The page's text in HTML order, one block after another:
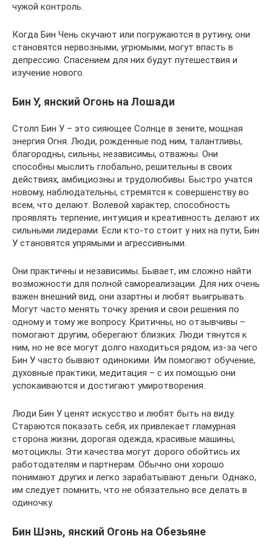
чужой контроль.
Когда Бин Чень скучают или погружаются в рутину, они
становятся нервозными, угрюмыми, могут впасть в
депрессию. Спасением для них будут путешествия и
изучение нового.
Бин У, янский Огонь на Лошади
Столп Бин У – это сияющее Солнце в зените, мощная
энергия Огня. Люди, рожденные под ним, талантливы,
благородны, сильны, независимы, отважны. Они
способны мыслить глобально, решительны в своих
действиях, амбициозны и трудолюбивы. Быстро учатся
новому, наблюдательны, стремятся к совершенству во
всем, что делают. Волевой характер, способность
проявлять терпение, интуиция и креативность делают их
сильными лидерами. Если кто-то стоит у них на пути, Бин
У становятся упрямыми и агрессивными.
Они практичны и независимы. Бывает, им сложно найти
возможности для полной самореализации. Для них очень
важен внешний вид, они азартны и любят выигрывать.
Могут часто менять точку зрения и свои решения по
одному и тому же вопросу. Критичны, но отзывчивы –
помогают другим, оберегают близких. Люди тянутся к
ним, но не все могут долго находиться рядом, из-за чего
Бин У часто бывают одинокими. Им помогают обучение,
духовные практики, медитация – с их помощью они
успокаиваются и достигают умиротворения.
Люди Бин У ценят искусство и любят быть на виду.
Стараются показать себя, их привлекает гламурная
сторона жизни, дорогая одежда, красивые машины,
мотоциклы. Эти качества могут дорого обойтись их
работодателям и партнерам. Обычно они хорошо
понимают других и легко зарабатывают деньги. Однако,
им следует помнить, что не обязательно все делать в
одиночку.
Бин Шэнь, янский Огонь на Обезьяне